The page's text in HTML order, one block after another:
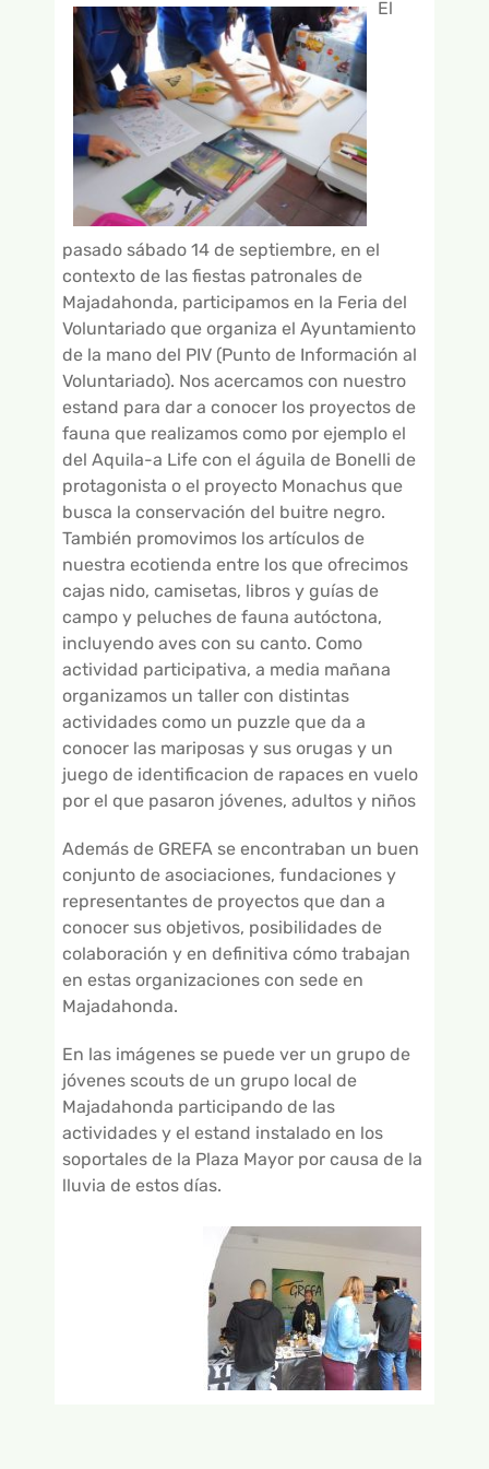
GALERÍA DE VÍDEOS El
pasado sábado 14 de septiembre, en el
contexto de las fiestas patronales de
Majadahonda, participamos en la Feria del
Voluntariado que organiza el Ayuntamiento
de la mano del PIV (Punto de Información al
Voluntariado). Nos acercamos con nuestro
estand para dar a conocer los proyectos de
fauna que realizamos como por ejemplo el
del Aquila-a Life con el águila de Bonelli de
protagonista o el proyecto Monachus que
busca la conservación del buitre negro.
También promovimos los artículos de
nuestra ecotienda entre los que ofrecimos
cajas nido, camisetas, libros y guías de
campo y peluches de fauna autóctona,
incluyendo aves con su canto. Como
actividad participativa, a media mañana
organizamos un taller con distintas
actividades como un puzzle que da a
conocer las mariposas y sus orugas y un
juego de identificacion de rapaces en vuelo
por el que pasaron jóvenes, adultos y niños
Además de GREFA se encontraban un buen
conjunto de asociaciones, fundaciones y
representantes de proyectos que dan a
conocer sus objetivos, posibilidades de
colaboración y en definitiva cómo trabajan
en estas organizaciones con sede en
Majadahonda.
En las imágenes se puede ver un grupo de
jóvenes scouts de un grupo local de
Majadahonda participando de las
actividades y el estand instalado en los
soportales de la Plaza Mayor por causa de la
lluvia de estos días.